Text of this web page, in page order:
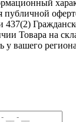
публичной
Товара на
у вашего